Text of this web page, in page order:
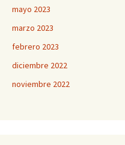
mayo 2023
marzo 2023
febrero 2023
diciembre 2022
noviembre 2022